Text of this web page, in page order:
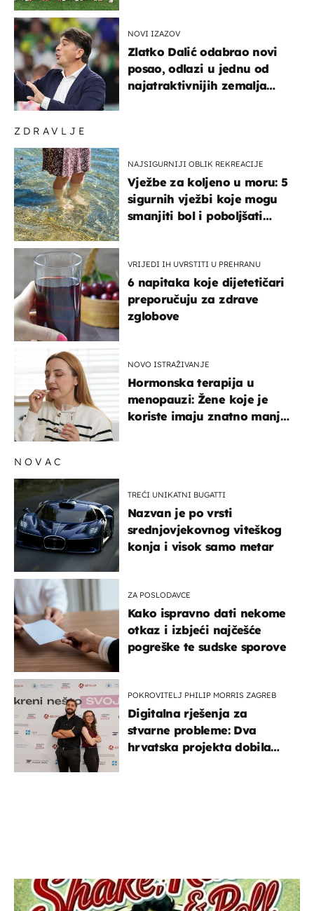
ZDRAVLJE
NAJSIGURNIJI OBLIK REKREACIJE
Vježbe za koljeno u moru: 5
sigurnih vježbi koje mogu
smanjiti bol i poboljšati
VRIJEDI IH UVRSTITI U PREHRANU
6 napitaka koje dijetetičari
preporučuju za zdrave
zglobove
NOVO ISTRAŽIVANJE
Hormonska terapija u
menopauzi: Žene koje je
koriste imaju znatno manji
NOVI IZAZOV
Zlatko Dalić odabrao novi
posao, odlazi u jednu od
najatraktivnijih zemalja
NOVAC
TREĆI UNIKATNI BUGATTI
Nazvan je po vrsti
srednjovjekovnog viteškog
konja i visok samo metar
ZA POSLODAVCE
Kako ispravno dati nekome
otkaz i izbjeći najčešće
pogreške te sudske sporove
POKROVITELJ PHILIP MORRIS ZAGREB
Digitalna rješenja za
stvarne probleme: Dva
hrvatska projekta dobila